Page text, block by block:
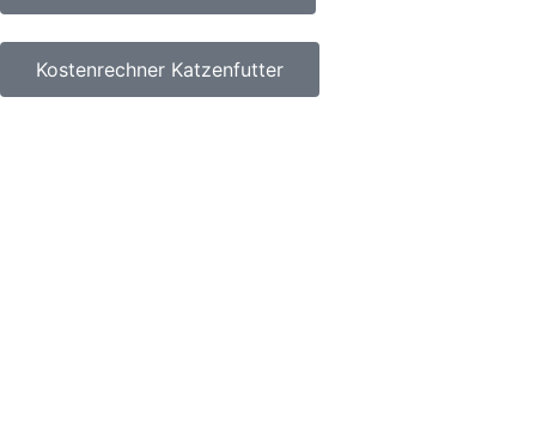
Kostenrechner Katzenfutter